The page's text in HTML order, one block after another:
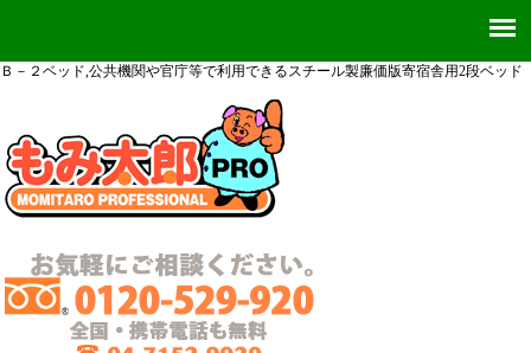
Ｂ－２ベッド,公共機関や官庁等で利用できるスチール製廉価版寄宿舎用2段ベッド